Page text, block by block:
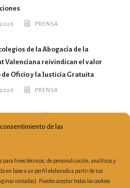
de las
para fines técnicos, de personalización, analíticos y
en base a un perfil elaborado a partir de tus
visitadas). Puedes aceptar todas las cookies
PRENSA
de la Abogacía de la
Valenciana reivindican el valor
de Oficio y la Justicia Gratuita
PRENSA
más de 213.000 asuntos en un